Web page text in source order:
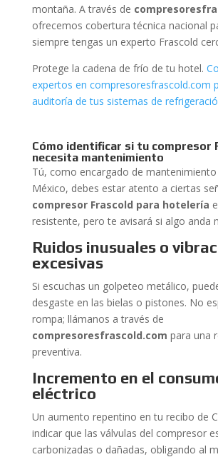
montaña. A través de
ofrecemos cobertura técnica nacional
siempre tengas un experto Frascold
Protege la cadena de frío de tu hotel.
expertos en compresoresfrascold.com
auditoría de tus sistemas de
Cómo identificar si tu compresor
necesita mantenimiento
Tú, como encargado de
México, debes estar atento a ciertas
compresor Frascold para hotelería
resistente, pero te avisará si algo anda
Ruidos inusuales o
excesivas
Si escuchas un golpeteo metálico,
desgaste en las bielas o pistones. No
rompa; llámanos a través de
compresoresfrascold.com para una
preventiva.
Incremento en el
eléctrico
Un aumento repentino en tu recibo de
indicar que las válvulas del compresor
carbonizadas o dañadas, obligando al